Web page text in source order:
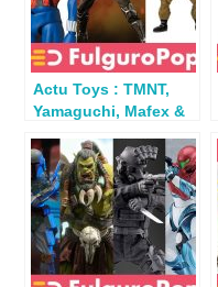
Actu Toys : TMNT,
Yamaguchi, Mafex &
Marvel